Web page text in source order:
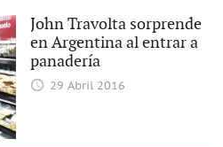
John Travolta sorprende
en Argentina al entrar a
panadería
29 Abril 2016